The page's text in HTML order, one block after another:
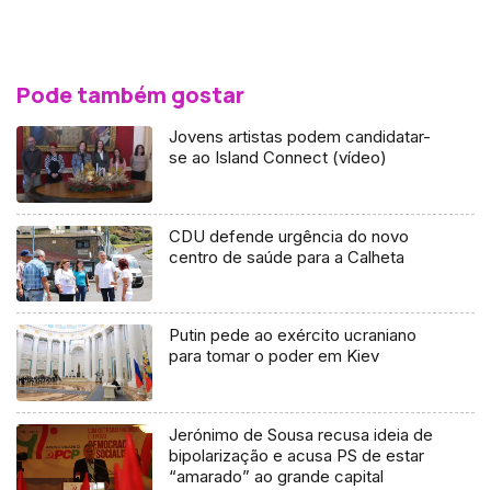
Pode também gostar
Jovens artistas podem candidatar-
se ao Island Connect (vídeo)
CDU defende urgência do novo
centro de saúde para a Calheta
Putin pede ao exército ucraniano
para tomar o poder em Kiev
Jerónimo de Sousa recusa ideia de
bipolarização e acusa PS de estar
“amarado” ao grande capital